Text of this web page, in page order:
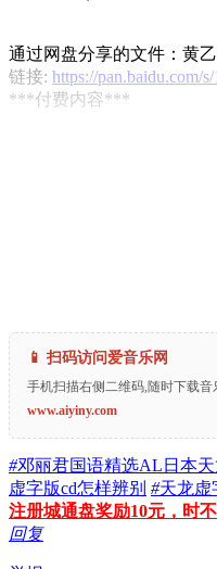
通过网盘分享的文件：黄
链接: https://
***付费内容***
📱 扫码访问爱音乐网
手机扫描右侧二维码,随时下载音
www.aiyiny.com
#邓丽君国语精选AL日本天
虚字版cd怎样辨别 #天龙虚
注册城通盘奖励10元，时不
回复